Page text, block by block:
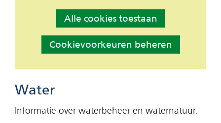
toestaan?
cookies
op
deze
worden
Alle cookies toestaan
Cookievoorkeuren beheren
Water
Informatie over waterbeheer en waternatuur.